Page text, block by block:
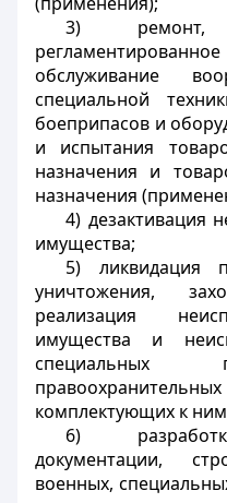
3) ремонт,
обслуживание
специальной
боеприпасов и
и испытания
назначения и
назначения
4) дезактивация
имущества;
5) ликвидация
уничтожения,
реализация
имущества и
специальных
комплектующих к
6)
документации,
военных,